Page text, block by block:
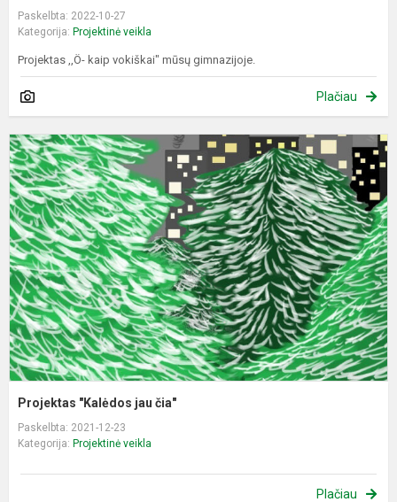
Paskelbta: 2022-10-27
Kategorija: Projektinė veikla
Projektas ,,Ö- kaip vokiškai" mūsų gimnazijoje.
Plačiau
Projektas "Kalėdos jau čia"
Paskelbta: 2021-12-23
Kategorija: Projektinė veikla
Plačiau